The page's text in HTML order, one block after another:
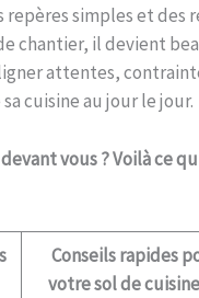
repères simples et des
chantier, il devient
attentes,
cuisine au jour le jour.
vous ? Voilà ce
Conseils rapides
votre sol de